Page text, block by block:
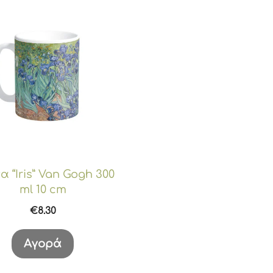
“Iris” Van Gogh 300
ml 10 cm
€8.30
Αγορά